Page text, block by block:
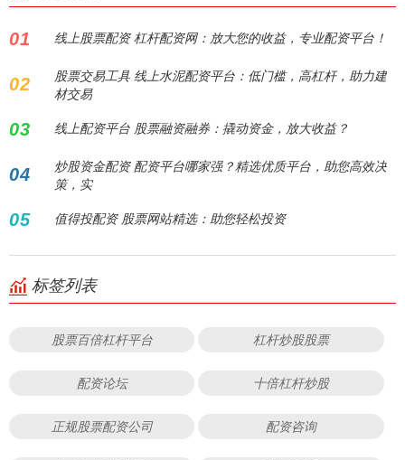
01 线上股票配资 杠杆配资网：放大您的收益，专业配资平台！
02
股票交易工具 线上水泥配资平台：低门槛，高杠杆，助力建
材交易
03 线上配资平台 股票融资融券：撬动资金，放大收益？
04
炒股资金配资 配资平台哪家强？精选优质平台，助您高效决
策，实
05 值得投配资 股票网站精选：助您轻松投资
标签列表
股票百倍杠杆平台 杠杆炒股股票
配资论坛 十倍杠杆炒股
正规股票配资公司 配资咨询